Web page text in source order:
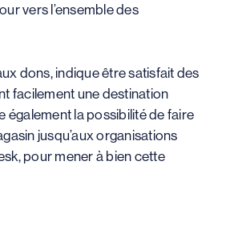
vers l’ensemble des
dons, indique être satisfait des
facilement une destination
également la possibilité de faire
jusqu’aux organisations
pour mener à bien cette